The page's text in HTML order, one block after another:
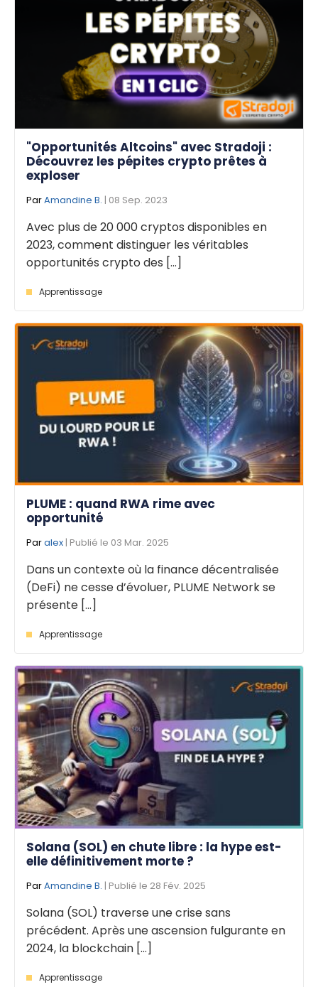
"Opportunités Altcoins" avec Stradoji :
Découvrez les pépites crypto prêtes à
exploser
ParAmandine B. | 08 Sep. 2023
Avec plus de 20 000 cryptos disponibles en
2023, comment distinguer les véritables
opportunités crypto des [...]
Apprentissage
PLUME : quand RWA rime avec
opportunité
Paralex | Publié le 03 Mar. 2025
Dans un contexte où la finance décentralisée
(DeFi) ne cesse d’évoluer, PLUME Network se
présente [...]
Apprentissage
Solana (SOL) en chute libre : la hype est-
elle définitivement morte ?
ParAmandine B. | Publié le 28 Fév. 2025
Solana (SOL) traverse une crise sans
précédent. Après une ascension fulgurante en
2024, la blockchain [...]
Apprentissage